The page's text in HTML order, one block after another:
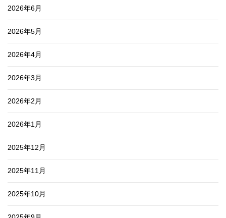
2026年6月
2026年5月
2026年4月
2026年3月
2026年2月
2026年1月
2025年12月
2025年11月
2025年10月